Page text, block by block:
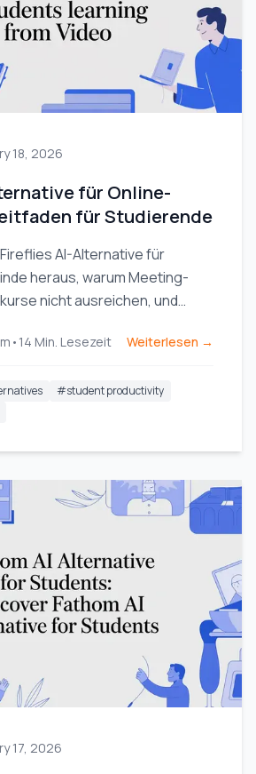
18, 2026
für Online-
für Studierende
AI-Alternative für
heraus, warum Meeting-
nicht ausreichen, und
wurde.
• 14 Min. Lesezeit Weiterlesen →
#student productivity
17, 2026